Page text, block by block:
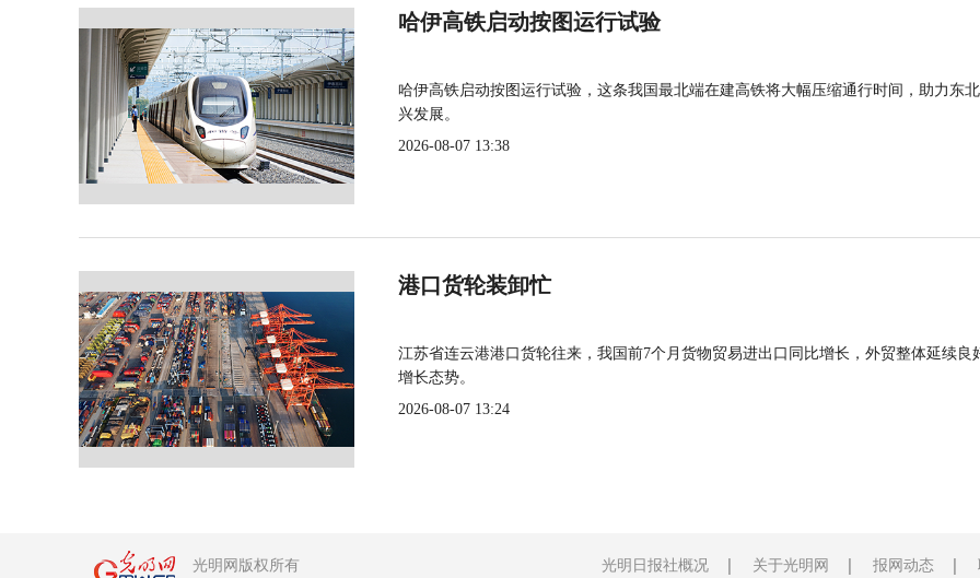
哈伊高铁启动按图运行试验
哈伊高铁启动按图运行试验，这条我国最北端在建高铁将大幅压缩通行时间，助力东
兴发展。
2026-08-07 13:38
港口货轮装卸忙
江苏省连云港港口货轮往来，我国前7个月货物贸易进出口同比增长，外贸整体延续良
增长态势。
2026-08-07 13:24
光明网版权所有 光明日报社概况 关于光明网 报网动态